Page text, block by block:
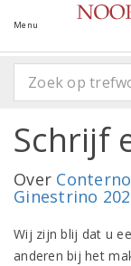
Menu
Schrijf
Over
Ginestrino
Wij zijn blij dat u
anderen bij het